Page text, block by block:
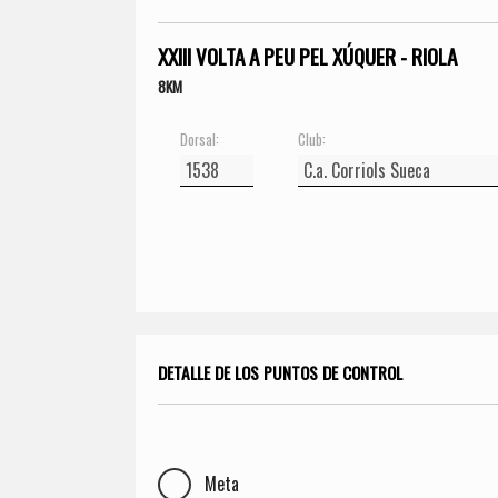
XXIII VOLTA A PEU PEL XÚQUER - RIOLA
8KM
Dorsal: Club:
DETALLE DE LOS PUNTOS DE CONTROL
Meta